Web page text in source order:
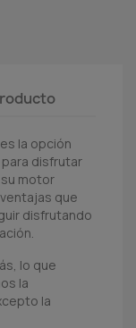
la opción
disfrutar
motor
que
disfrutando
lo que
la
la